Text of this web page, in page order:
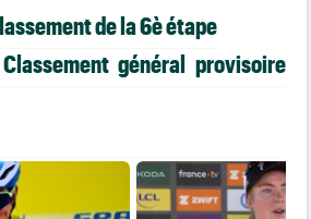
de la 6è étape
général provisoire